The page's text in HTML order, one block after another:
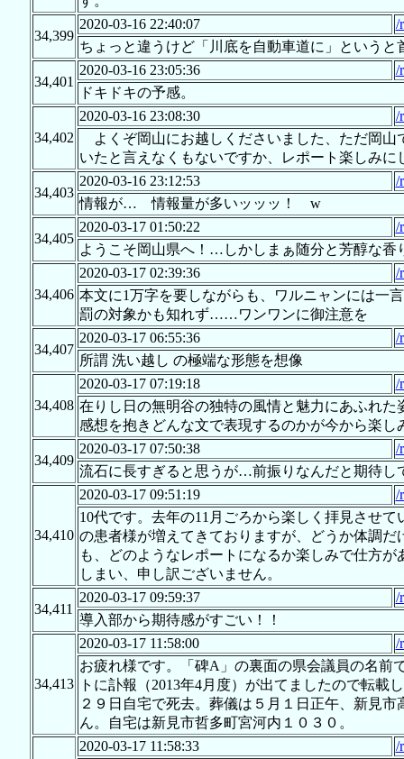
34,399
2020-03-16 22:40:07
/
ちょっと違うけど「川底を自動車道に」というと
34,401
2020-03-16 23:05:36
/
ドキドキの予感。
34,402
2020-03-16 23:08:30
/
よくぞ岡山にお越しくださいました、ただ岡山
いたと言えなくもないですか、レポート楽しみ
34,403
2020-03-16 23:12:53
/
情報が… 情報量が多いッッッ！ w
34,405
2020-03-17 01:50:22
/
ようこそ岡山県へ！…しかしまぁ随分と芳醇な香
34,406
2020-03-17 02:39:36
/
本文に1万字を要しながらも、ワルニャンには一
罰の対象かも知れず……ワンワンに御注意を
34,407
2020-03-17 06:55:36
/
所謂 洗い越し の極端な形態を想像
34,408
2020-03-17 07:19:18
/
在りし日の無明谷の独特の風情と魅力にあふれ
感想を抱きどんな文で表現するのかが今から楽し
34,409
2020-03-17 07:50:38
/
流石に長すぎると思うが…前振りなんだと期待し
34,410
2020-03-17 09:51:19
/
10代です。去年の11月ごろから楽しく拝見させ
の患者様が増えてきておりますが、どうか体調
も、どのようなレポートになるか楽しみで仕方
しまい、申し訳ございません。
34,411
2020-03-17 09:59:37
/
導入部から期待感がすごい！！
34,413
2020-03-17 11:58:00
/
お疲れ様です。「碑A」の裏面の県会議員の名前
トに訃報（2013年4月度）が出てましたので転
２９日自宅で死去。葬儀は５月１日正午、新見
ん。自宅は新見市哲多町宮河内１０３０。
2020-03-17 11:58:33
/